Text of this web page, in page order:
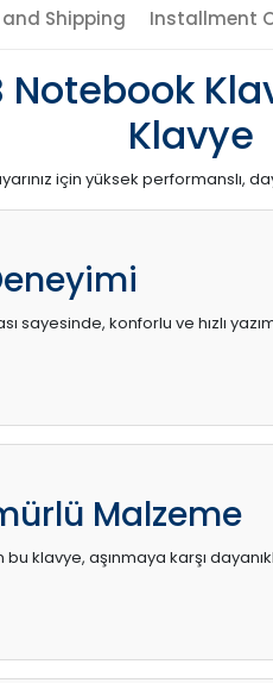
Shipping Installment
Klavye
için yüksek performanslı,
konforlu ve hızlı
Malzeme
aşınmaya karşı